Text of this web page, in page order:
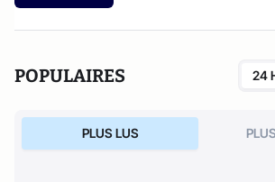
POPULAIRES 24
PLUS LUS